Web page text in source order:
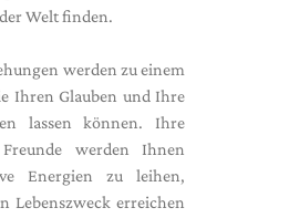
Welt finden.
werden zu einem
Ihren Glauben und Ihre
lassen können. Ihre
werden Ihnen
Energien zu leihen,
Lebenszweck erreichen